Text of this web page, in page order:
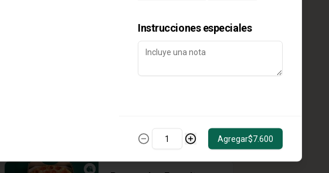
Instrucciones especiales
Agregar$7.600